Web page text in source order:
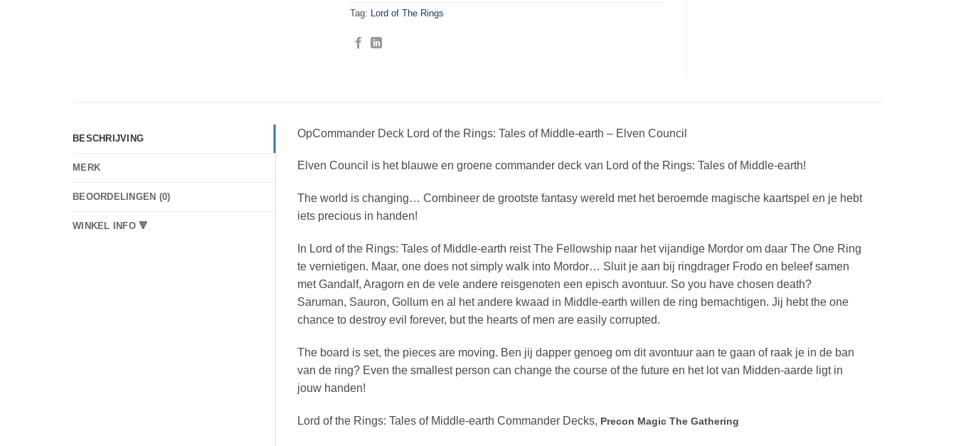
Tag: Lord of The Rings
BESCHRIJVING
MERK
BEOORDELINGEN (0)
WINKEL INFO 🔻
OpCommander Deck Lord of the Rings: Tales of Middle-earth – Elven Council
Elven Council is het blauwe en groene commander deck van Lord of the Rings: Tales of Middle-earth!
The world is changing… Combineer de grootste fantasy wereld met het beroemde magische kaartspel en je hebt
iets precious in handen!
In Lord of the Rings: Tales of Middle-earth reist The Fellowship naar het vijandige Mordor om daar The One Ring
te vernietigen. Maar, one does not simply walk into Mordor… Sluit je aan bij ringdrager Frodo en beleef samen
met Gandalf, Aragorn en de vele andere reisgenoten een episch avontuur. So you have chosen death?
Saruman, Sauron, Gollum en al het andere kwaad in Middle-earth willen de ring bemachtigen. Jij hebt the one
chance to destroy evil forever, but the hearts of men are easily corrupted.
The board is set, the pieces are moving. Ben jij dapper genoeg om dit avontuur aan te gaan of raak je in de ban
van de ring? Even the smallest person can change the course of the future en het lot van Midden-aarde ligt in
jouw handen!
Lord of the Rings: Tales of Middle-earth Commander Decks, Precon Magic The Gathering